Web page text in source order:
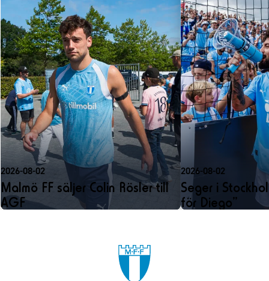
2026-08-02
Malmö FF säljer Colin Rösler till
AGF
2026-08-02
Seger i
för Diego”